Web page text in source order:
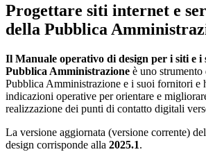
Progettare siti internet e
della Pubblica
Il Manuale operativo di design per i siti e i
Pubblica Amministrazione è uno
Pubblica Amministrazione e i suoi fornitori e
indicazioni operative per orientare e
realizzazione dei punti di contatto digitali
La versione aggiornata (versione corrente)
design corrisponde alla 2025.1.